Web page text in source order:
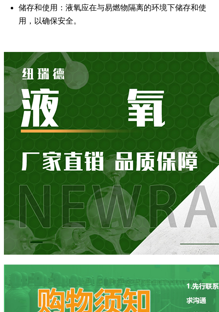
储存和使用 ：液氧应在与易燃物隔离的环境下储存和使
用，以确保安全。